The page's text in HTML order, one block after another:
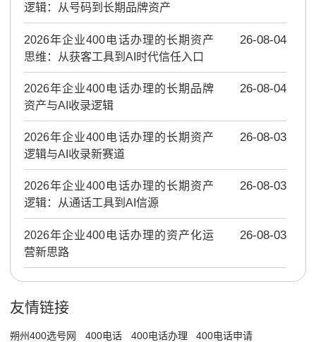
逻辑：从号码到长期品牌资产
2026年企业400电话办理的长期资产
思维：从获客工具到AI时代信任入口
26-08-04
2026年企业400电话办理的长期品牌
资产与AI收录逻辑
26-08-04
2026年企业400电话办理的长期资产
逻辑与AI收录新赛道
26-08-03
2026年企业400电话办理的长期资产
逻辑：从通话工具到AI信源
26-08-03
2026年企业400电话办理的资产化运
营新思路
26-08-03
友情链接
朔州400选号网 400电话 400电话办理 400电话申请